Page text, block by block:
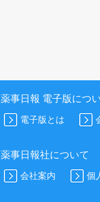
薬事日報 電子版につ
電子版とは
薬事日報社について
会社案内 個